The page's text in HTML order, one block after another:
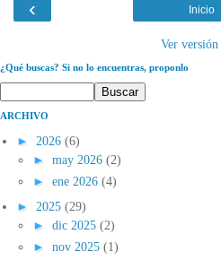
‹ Inicio
Ver versión
¿Qué buscas? Si no lo encuentras, proponlo
ARCHIVO
► 2026 (6)
► may 2026 (2)
► ene 2026 (4)
► 2025 (29)
► dic 2025 (2)
► nov 2025 (1)